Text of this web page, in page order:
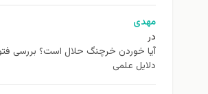
مهدی
در
آیا خوردن خرچنگ حلال است؟ بررسی
دلایل علمی